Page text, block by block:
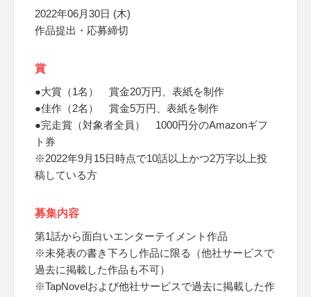
2022年06月30日 (木)
作品提出・応募締切
賞
●大賞（1名） 賞金20万円、表紙を制作
●佳作（2名） 賞金5万円、表紙を制作
●完走賞（対象者全員） 1000円分のAmazonギフ
ト券
※2022年9月15日時点で10話以上かつ2万字以上投
稿している方
募集内容
第1話から面白いエンターテイメント作品
※未発表の書き下ろし作品に限る（他社サービスで
過去に掲載した作品も不可）
※TapNovelおよび他社サービスで過去に掲載した作